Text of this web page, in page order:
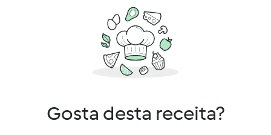
Gosta desta receita?